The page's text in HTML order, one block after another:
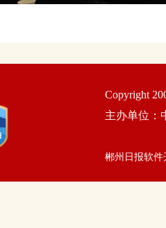
Copyright
主办单位：
郴州日报软